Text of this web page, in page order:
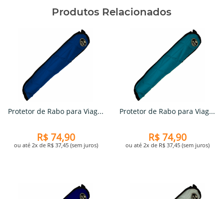
Produtos Relacionados
Protetor de Rabo para Viag...
R$ 74,90
ou até 2x de R$ 37,45 (sem juros)
Protetor de Rabo para Viag...
R$ 74,90
ou até 2x de R$ 37,45 (sem juros)